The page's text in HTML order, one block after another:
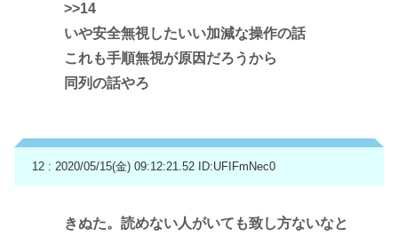
>>14
いや安全無視したいい加減な操作の話
これも手順無視が原因だろうから
同列の話やろ
12 : 2020/05/15(金) 09:12:21.52 ID:UFIFmNec0
きぬた。読めない人がいても致し方ないなと